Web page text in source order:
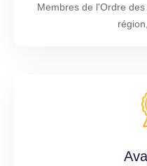
Membres de l'Ordre